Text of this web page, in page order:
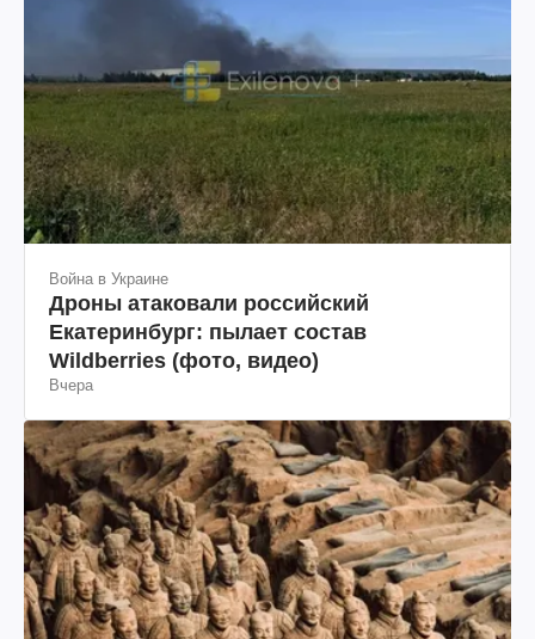
Война в Украине
Дроны атаковали российский
Екатеринбург: пылает состав
Wildberries (фото, видео)
Вчера